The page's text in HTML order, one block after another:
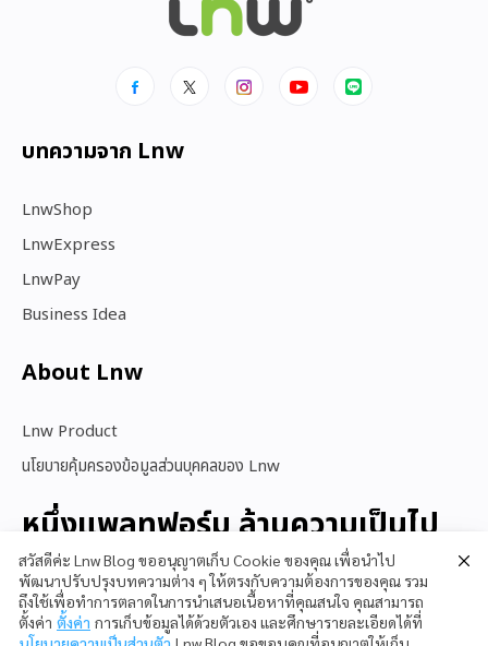
บทความจาก Lnw
LnwShop
LnwExpress
LnwPay
Business Idea
About Lnw​
Lnw Product
นโยบายคุ้มครองข้อมูลส่วนบุคคลของ Lnw
หนึ่งแพลทฟอร์ม ล้านความเป็นไป
ได้
สวัสดีค่ะ Lnw Blog ขออนุญาตเก็บ Cookie ของคุณ เพื่อนำไป
พัฒนาปรับปรุงบทความต่าง ๆ ให้ตรงกับความต้องการของคุณ รวม
ถึงใช้เพื่อทำการตลาดในการนำเสนอเนื้อหาที่คุณสนใจ คุณสามารถ
ตั้งค่า ตั้งค่า การเก็บข้อมูลได้ด้วยตัวเอง และศึกษารายละเอียดได้ที่